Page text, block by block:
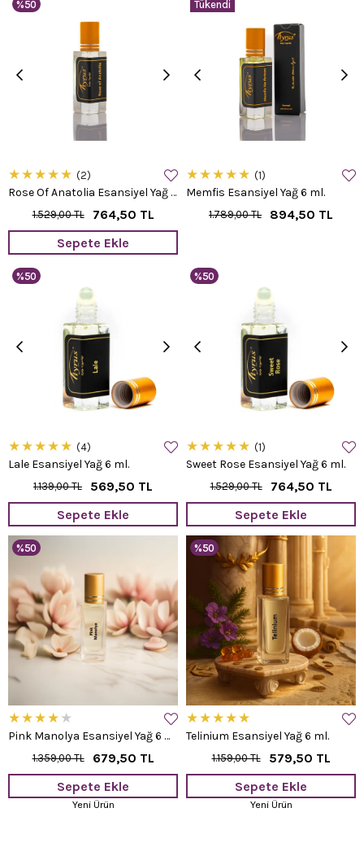
Rose Of Anatolia Esansiyel Yağ 6 ml.
★★★★★ 2
764,50 TL
1.529,00 TL
Sepete Ekle
%50 Tükendi
Memfis Esansiyel Yağ 6 ml.
★★★★★ 1
894,50 TL
1.789,00 TL
Lale Esansiyel Yağ 6 ml.
★★★★★ 4
569,50 TL
1.139,00 TL
Sepete Ekle
%50
Sweet Rose Esansiyel Yağ 6 ml.
★★★★★ 1
764,50 TL
1.529,00 TL
Sepete Ekle
%50
Pink Manolya Esansiyel Yağ 6 ml.
★★★★ ★
679,50 TL
1.359,00 TL
Sepete Ekle
%50
Yeni Ürün
Telinium Esansiyel Yağ 6 ml.
★★★★★
579,50 TL
1.159,00 TL
Sepete Ekle
%50
Yeni Ürün